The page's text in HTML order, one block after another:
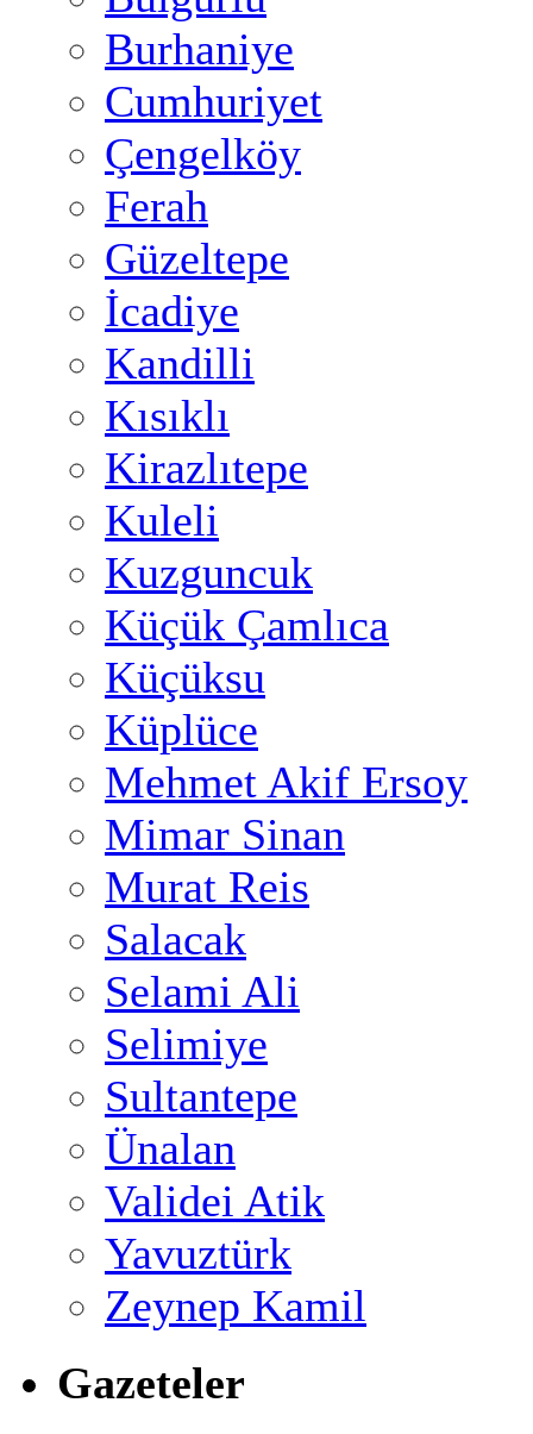
Burhaniye
Cumhuriyet
Çengelköy
Ferah
Güzeltepe
İcadiye
Kandilli
Kısıklı
Kirazlıtepe
Kuleli
Kuzguncuk
Küçük Çamlıca
Küçüksu
Küplüce
Mehmet Akif Ersoy
Mimar Sinan
Murat Reis
Salacak
Selami Ali
Selimiye
Sultantepe
Ünalan
Validei Atik
Yavuztürk
Zeynep Kamil
Gazeteler